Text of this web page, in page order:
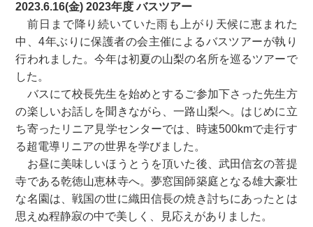
2023.6.16(金) 2023年度 バスツアー
前日まで降り続いていた雨も上がり天候に恵まれた
中、4年ぶりに保護者の会主催によるバスツアーが執り
行われました。今年は初夏の山梨の名所を巡るツアーで
した。
バスにて校長先生を始めとするご参加下さった先生方
の楽しいお話しを聞きながら、一路山梨へ。はじめに立
ち寄ったリニア見学センターでは、時速500kmで走行す
る超電導リニアの世界を学びました。
お昼に美味しいほうとうを頂いた後、武田信玄の菩提
寺である乾徳山恵林寺へ。夢窓国師築庭となる雄大豪壮
な名園は、戦国の世に織田信長の焼き討ちにあったとは
思えぬ程静寂の中で美しく、見応えがありました。